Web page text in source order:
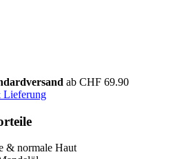
ab CHF 69.90
Lieferung
& normale Haut